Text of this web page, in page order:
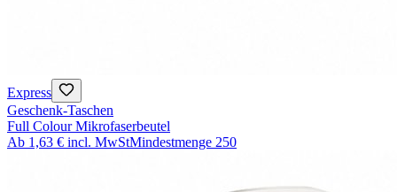
Express
Geschenk-Taschen
Full Colour Mikrofaserbeutel
Ab 1,63 € incl. MwStMindestmenge 250